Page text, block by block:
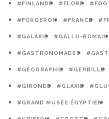
#FINLANDE #FLORE
#FORGERON #FRANCE
#GALAXIE #GALLO-ROMAIN
#GASTRONOMADES
#GÉOGRAPHIE #GERBILLE
#GIRONDE #GLAXIE
#GRAND MUSÉE ÉGYPTIEN